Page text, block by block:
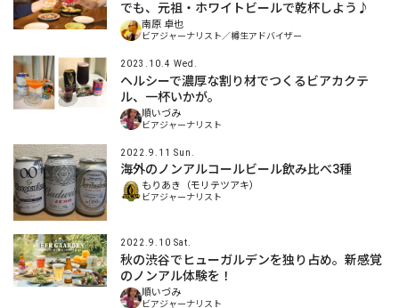
でも、元祖・ホワイトビールで乾杯しよう♪
南原 卓也
ビアジャーナリスト／樽生アドバイザー
2023.10.4 Wed.
ヘルシーで濃厚な割り材でつくるビアカクテ
ル、一杯いかが。
順いづみ
ビアジャーナリスト
2022.9.11 Sun.
海外のノンアルコールビール飲み比べ3種
もりあき（モリテツアキ）
ビアジャーナリスト
2022.9.10 Sat.
秋の渋谷でヒューガルデンを独り占め。新感覚
のノンアル体験を！
順いづみ
ビアジャーナリスト